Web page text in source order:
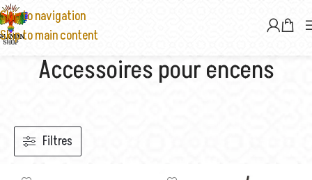
Skip to navigation
Skip to main content
Accessoires pour encens
Filtres